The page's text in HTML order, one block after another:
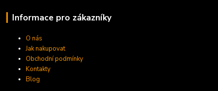
Informace pro zákazníky
O nás
Jak nakupovat
Obchodní podmínky
Kontakty
Blog